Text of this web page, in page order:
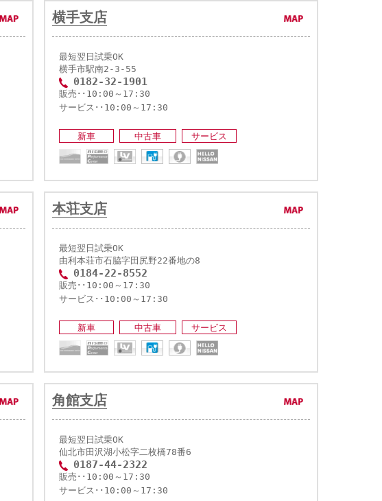
横手支店
最短翌日試乗OK
横手市駅南2-3-55
0182-32-1901
販売･･10:00～17:30
サービス･･10:00～17:30
新車 中古車 サービス
本荘支店
最短翌日試乗OK
由利本荘市石脇字田尻野22番地の8
0184-22-8552
販売･･10:00～17:30
サービス･･10:00～17:30
新車 中古車 サービス
角館支店
最短翌日試乗OK
仙北市田沢湖小松字二枚橋78番6
0187-44-2322
販売･･10:00～17:30
サービス･･10:00～17:30